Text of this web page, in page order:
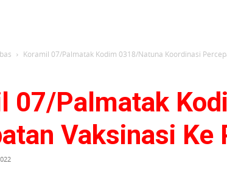
Koramil 07/Palmatak Kodim 0318/Natuna Koordinasi
07/Palmatak
Vaksinasi